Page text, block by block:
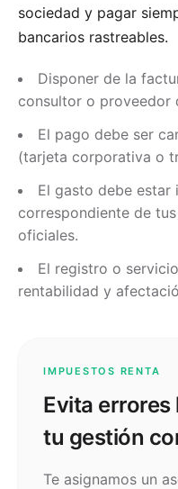
sociedad y pagar
bancarios rastreables.
Disponer de la
consultor o proveedor
El pago debe ser
(tarjeta corporativa o
El gasto debe
correspondiente de
oficiales.
El registro o
rentabilidad y
IMPUESTOS RENTA
Evita
tu gestión
Te asignamos un